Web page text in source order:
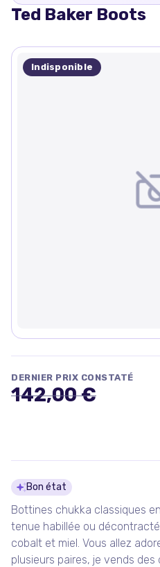
Ted Baker Boots
Indisponible
DERNIER PRIX CONSTATÉ
142,00 €
Détails du
Bon état
Bottines chukka classiques
tenue habillée ou
cobalt et miel. Vous allez
plusieurs paires, je vends